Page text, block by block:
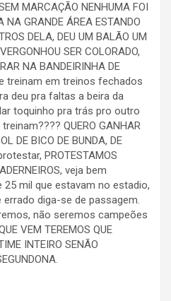
MARCAÇÃO NENHUMA FOI
NA GRANDE ÁREA ESTANDO
DELA, DEU UM BALÃO UM
SER COLORADO,
NA BANDEIRINHA DE
treinam em treinos fechados
deu pra faltas a beira da
toquinho pra trás pro outro
QUERO GANHAR
DE BICO DE BUNDA, DE
PROTESTAMOS
veja bem
25 mil que estavam no estadio,
diga-se de passagem.
não seremos campeões
VEM TEREMOS QUE
INTEIRO SENÃO